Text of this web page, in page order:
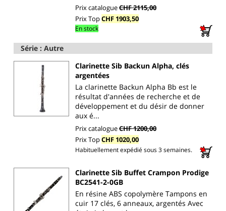
Prix catalogueCHF 2115,00
Prix TopCHF 1903,50
En stock
Série : Autre
Clarinette Sib Backun Alpha, clés
argentées
La clarinette Backun Alpha Bb est le
résultat d'années de recherche et de
développement et du désir de donner
aux é...
Prix catalogueCHF 1200,00
Prix TopCHF 1020,00
Habituellement expédié sous 3 semaines.
Clarinette Sib Buffet Crampon Prodige
BC2541-2-0GB
En résine ABS copolymère Tampons en
cuir 17 clés, 6 anneaux, argentés Avec